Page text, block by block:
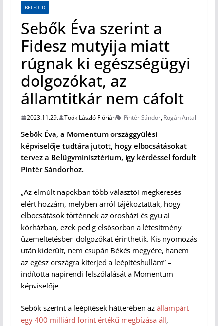
BELFÖLD
Sebők Éva szerint a
Fidesz mutyija miatt
rúgnak ki egészségügyi
dolgozókat, az
államtitkár nem cáfolt
2023.11.29. Toók László Flórián Pintér Sándor, Rogán Antal
Sebők Éva, a Momentum országgyűlési
képviselője tudtára jutott, hogy elbocsátásokat
tervez a Belügyminisztérium, így kérdéssel fordult
Pintér Sándorhoz.
„Az elmúlt napokban több választói megkeresés
elért hozzám, melyben arról tájékoztattak, hogy
elbocsátások történnek az orosházi és gyulai
kórházban, ezek pedig elsősorban a létesítmény
üzemeltetésben dolgozókat érinthetik. Kis nyomozás
után kiderült, nem csupán Békés megyére, hanem
az egész országra kiterjed a leépítéshullám” –
indította napirendi felszólalását a Momentum
képviselője.
Sebők szerint a leépítések hátterében az állampárt
egy 400 milliárd forint értékű megbízása áll,